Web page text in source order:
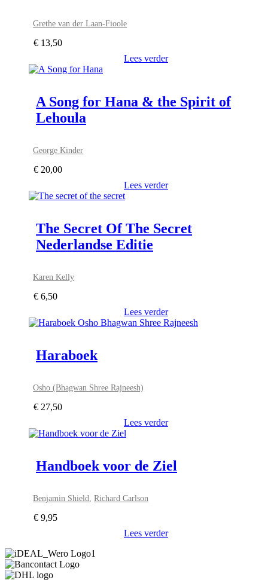
Grethe van der Laan-Fioole
€ 13,50
Lees verder
A Song for Hana & the Spirit of
Lehoula
George Kinder
€ 20,00
Lees verder
The Secret Of The Secret
Nederlandse Editie
Karen Kelly
€ 6,50
Lees verder
Haraboek
Osho (Bhagwan Shree Rajneesh)
€ 27,50
Lees verder
Handboek voor de Ziel
Benjamin Shield,Richard Carlson
€ 9,95
Lees verder